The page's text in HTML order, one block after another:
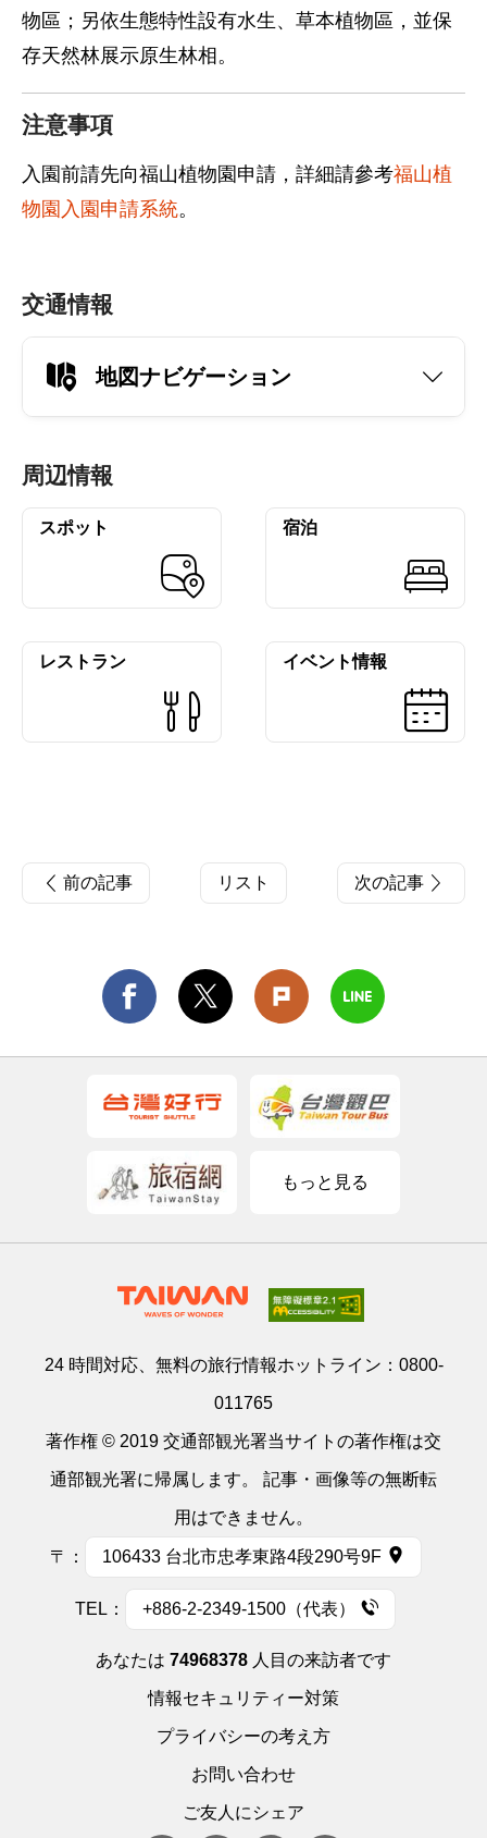
物區；另依生態特性設有水生、草本植物區，並保
存天然林展示原生林相。
注意事項
入園前請先向福山植物園申請，詳細請參考福山植
物園入園申請系統。
交通情報
地図ナビゲーション
周辺情報
スポット 宿泊
レストラン イベント情報
前の記事 リスト 次の記事
もっと見る
24 時間対応、無料の旅行情報ホットライン： 0800-
011765
著作権 © 2019 交通部観光署当サイトの著作権は交
通部観光署に帰属します。 記事・画像等の無断転
用はできません。
〒： 106433 台北市忠孝東路4段290号9F
TEL： +886-2-2349-1500（代表）
あなたは 74968378 人目の来訪者です
情報セキュリティー対策
プライバシーの考え方
お問い合わせ
ご友人にシェア